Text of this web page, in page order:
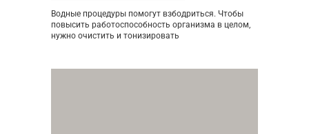
Водные процедуры помогут взбодриться. Чтобы
повысить работоспособность организма в целом,
нужно очистить и тонизировать